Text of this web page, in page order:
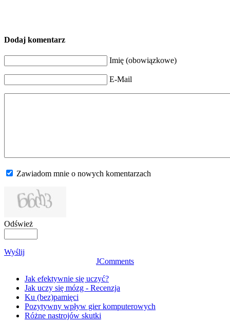
Dodaj komentarz
Imię (obowiązkowe)
E-Mail
Zawiadom mnie o nowych komentarzach
Odśwież
Wyślij
JComments
Jak efektywnie się uczyć?
Jak uczy się mózg - Recenzja
Ku (bez)pamięci
Pozytywny wpływ gier komputerowych
Różne nastrojów skutki